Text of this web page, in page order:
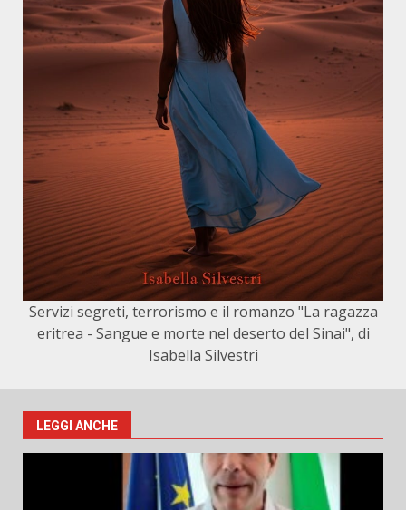
Servizi segreti, terrorismo e il romanzo "La ragazza
eritrea - Sangue e morte nel deserto del Sinai", di
Isabella Silvestri
LEGGI ANCHE